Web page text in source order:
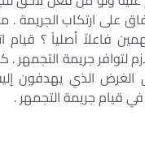
على ارتكاب الجريمة
فاعلاً أصلياً ؟
لتوافر جريمة التجمهر .
الغرض الذي يهدفون
قيام جريمة التجمهر .